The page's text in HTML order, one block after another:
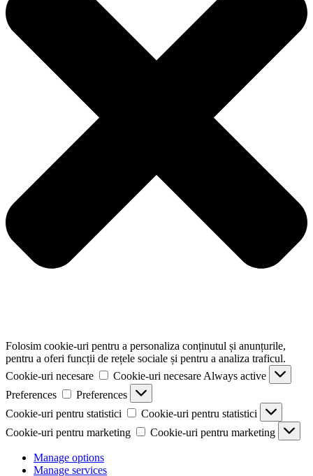
Folosim cookie-uri pentru a personaliza conținutul și anunțurile,
pentru a oferi funcții de rețele sociale și pentru a analiza traficul.
Cookie-uri necesare
Cookie-uri necesare Always active
Preferences
Preferences
Cookie-uri pentru statistici
Cookie-uri pentru statistici
Cookie-uri pentru marketing
Cookie-uri pentru marketing
Manage options
Manage services